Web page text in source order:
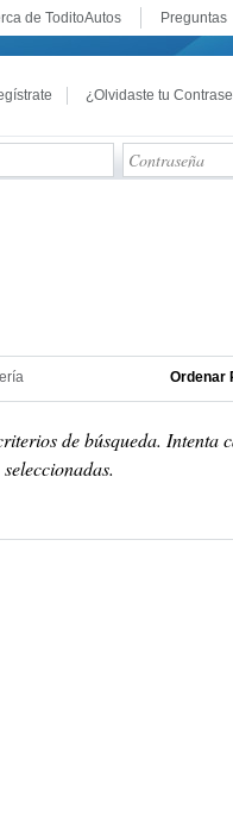
¿Olvidaste tu
de ToditoAutos Preguntas
Ordenar
de búsqueda. Intenta
seleccionadas.